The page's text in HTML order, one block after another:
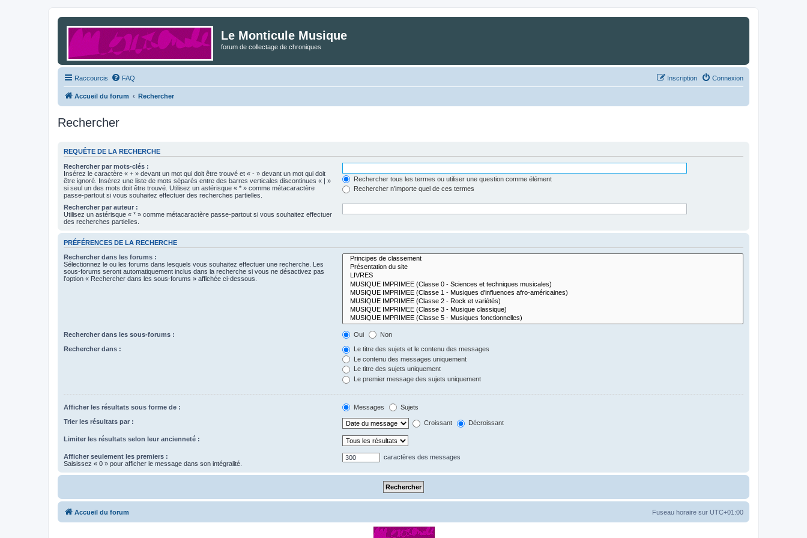
Le Monticule Musique
forum de collectage de chroniques
Raccourcis FAQ Connexion
Inscription
Accueil du forum Rechercher
Rechercher
REQUÊTE DE LA RECHERCHE
Rechercher par mots-clés :
Insérez le caractère « + » devant un mot qui doit être trouvé et « - » devant un mot qui doit
être ignoré. Insérez une liste de mots séparés entre des barres verticales discontinues « | »
si seul un des mots doit être trouvé. Utilisez un astérisque « * » comme métacaractère
passe-partout si vous souhaitez effectuer des recherches partielles.
Rechercher tous les termes ou utiliser une question comme élément
Rechercher n’importe quel de ces termes
Rechercher par auteur :
Utilisez un astérisque « * » comme métacaractère passe-partout si vous souhaitez effectuer
des recherches partielles.
PRÉFÉRENCES DE LA RECHERCHE
Rechercher dans les forums :
Sélectionnez le ou les forums dans lesquels vous souhaitez effectuer une recherche. Les
sous-forums seront automatiquement inclus dans la recherche si vous ne désactivez pas
l’option « Rechercher dans les sous-forums » affichée ci-dessous.
Rechercher dans les sous-forums : Oui Non
Rechercher dans :
Le titre des sujets et le contenu des messages
Le contenu des messages uniquement
Le titre des sujets uniquement
Le premier message des sujets uniquement
Afficher les résultats sous forme de : Messages Sujets
Trier les résultats par : Croissant Décroissant
Limiter les résultats selon leur ancienneté :
Afficher seulement les premiers :
Saisissez « 0 » pour afficher le message dans son intégralité.
caractères des messages
Accueil du forum Fuseau horaire sur UTC+01:00